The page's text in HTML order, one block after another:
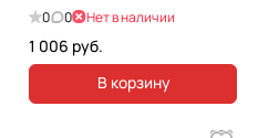
0 0 Нет в наличии
1 006 руб.
В корзину